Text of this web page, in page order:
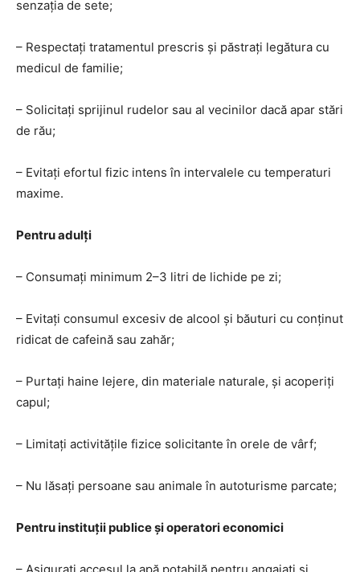
senzația de sete;
– Respectați tratamentul prescris și păstrați legătura cu
medicul de familie;
– Solicitați sprijinul rudelor sau al vecinilor dacă apar stări
de rău;
– Evitați efortul fizic intens în intervalele cu temperaturi
maxime.
Pentru adulți
– Consumați minimum 2–3 litri de lichide pe zi;
– Evitați consumul excesiv de alcool și băuturi cu conținut
ridicat de cafeină sau zahăr;
– Purtați haine lejere, din materiale naturale, și acoperiți
capul;
– Limitați activitățile fizice solicitante în orele de vârf;
– Nu lăsați persoane sau animale în autoturisme parcate;
Pentru instituții publice și operatori economici